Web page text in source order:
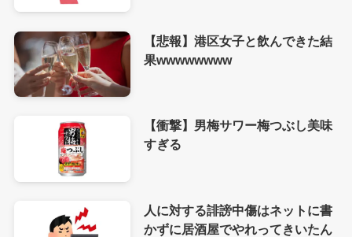
【悲報】港区女子と飲んできた結
果wwwwwwww
【衝撃】男梅サワー梅つぶし美味
すぎる
人に対する誹謗中傷はネットに書
かずに居酒屋でやれってきいたん